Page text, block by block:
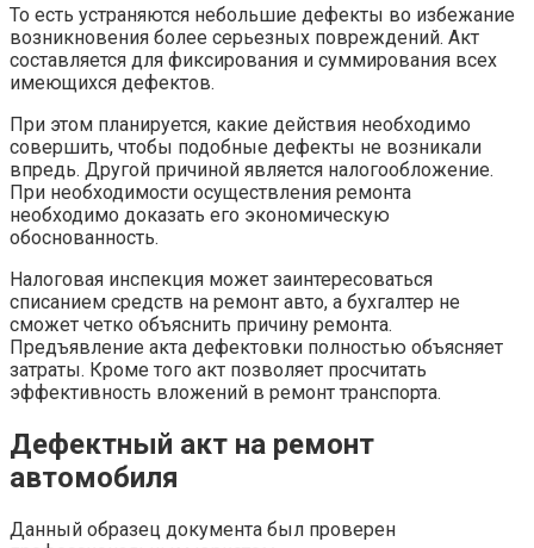
То есть устраняются небольшие дефекты во избежание
возникновения более серьезных повреждений. Акт
составляется для фиксирования и суммирования всех
имеющихся дефектов.
При этом планируется, какие действия необходимо
совершить, чтобы подобные дефекты не возникали
впредь. Другой причиной является налогообложение.
При необходимости осуществления ремонта
необходимо доказать его экономическую
обоснованность.
Налоговая инспекция может заинтересоваться
списанием средств на ремонт авто, а бухгалтер не
сможет четко объяснить причину ремонта.
Предъявление акта дефектовки полностью объясняет
затраты. Кроме того акт позволяет просчитать
эффективность вложений в ремонт транспорта.
Дефектный акт на ремонт
автомобиля
Данный образец документа был проверен